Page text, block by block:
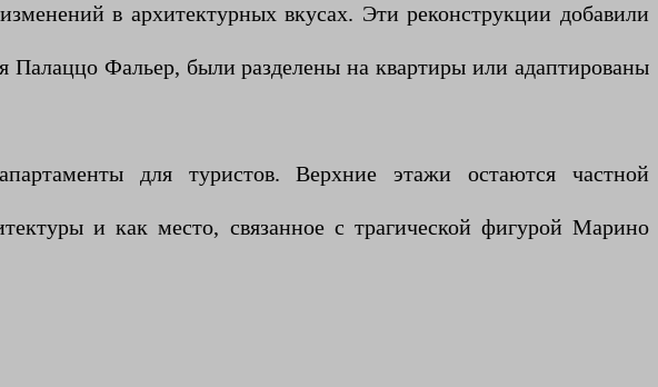
в архитектурных вкусах. Эти реконструкции добавили
Фальер, были разделены на квартиры или адаптированы
для туристов. Верхние этажи остаются частной
и как место, связанное с трагической фигурой Марино